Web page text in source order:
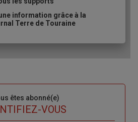
information grâce à la
Terre de Touraine
êtes abonné(e)
VOUS